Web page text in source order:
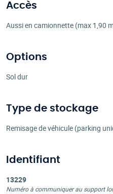
Accès
Aussi en camionnette (max 1,90
Options
Sol dur
Type de stockage
Remisage de véhicule (parking
Identifiant
13229
Numéro à communiquer au support